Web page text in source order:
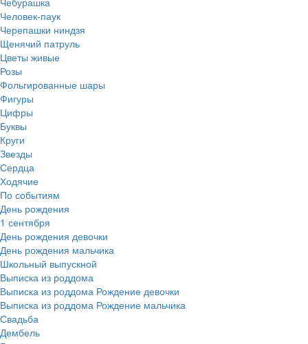
Человек-паук
Черепашки ниндзя
Щенячий патруль
Цветы живые
Розы
Фольгированные шары
Фигуры
Цифры
Буквы
Круги
Звезды
Сердца
Ходячие
По событиям
День рождения
1 сентября
День рождения девочки
День рождения мальчика
Школьный выпускной
Выписка из роддома
Выписка из роддома Рождение девочки
Выписка из роддома Рождение мальчика
Свадьба
Дембель